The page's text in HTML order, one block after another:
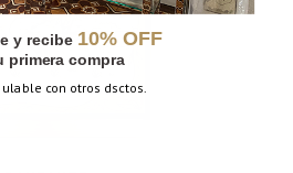
y recibe 10% OFF
primera compra
con otros dsctos.